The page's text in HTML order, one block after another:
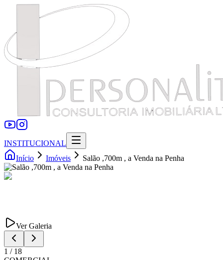
INSTITUCIONAL
Início
Imóveis Salão ,700m , a Venda na Penha
Ver Galeria
1 / 18